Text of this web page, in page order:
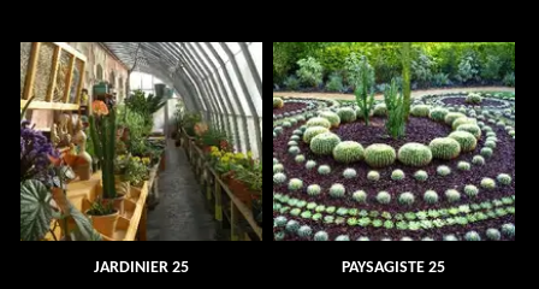
JARDINIER 25 PAYSAGISTE 25